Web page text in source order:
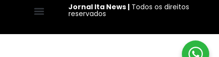
Jornal Ita News |Todos os direitos
reservados